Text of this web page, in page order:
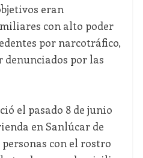
eran
con alto poder
por narcotráfico,
denunciados por las
el pasado 8 de junio
en Sanlúcar de
con el rostro